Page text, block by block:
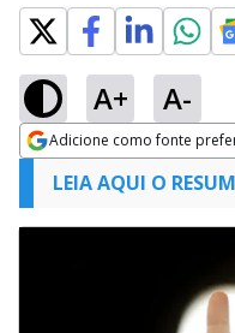
A+ A-
Adicione como fonte
Opens in new window
LEIA AQUI O